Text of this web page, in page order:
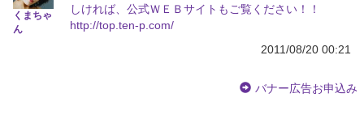
くまちゃ
ん
しければ、公式ＷＥＢサイトもご覧ください！！
http://top.ten-p.com/
2011/08/20 00:21
バナー広告お申込み